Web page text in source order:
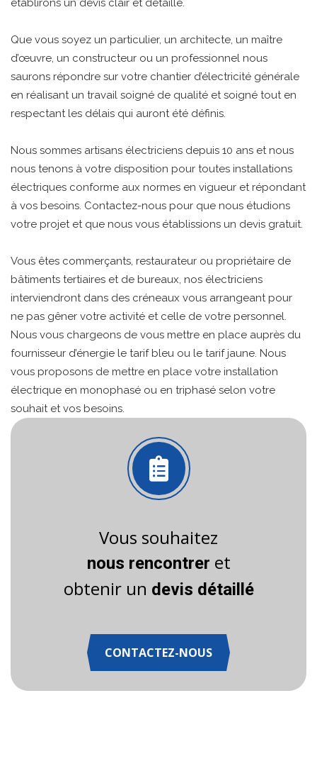
établirons un devis clair et détaillé.
Que vous soyez un particulier, un architecte, un maître
d’œuvre, un constructeur ou un professionnel nous
saurons répondre sur votre chantier d’électricité générale
en réalisant un travail soigné de qualité et soigné tout en
respectant les délais qui auront été définis.
Nous sommes artisans électriciens depuis 10 ans et nous
nous tenons à votre disposition pour toutes installations
électriques conforme aux normes en vigueur et répondant
à vos besoins. Contactez-nous pour que nous étudions
votre projet et que nous vous établissions un devis gratuit.
Vous êtes commerçants, restaurateur ou propriétaire de
bâtiments tertiaires et de bureaux, nos électriciens
interviendront dans des créneaux vous arrangeant pour
ne pas gêner votre activité et celle de votre personnel.
Nous vous chargeons de vous mettre en place auprès du
fournisseur d’énergie le tarif bleu ou le tarif jaune. Nous
vous proposons de mettre en place votre installation
électrique en monophasé ou en triphasé selon votre
souhait et vos besoins.
Vous souhaitez
nous rencontrer et
obtenir un devis détaillé
CONTACTEZ-NOUS